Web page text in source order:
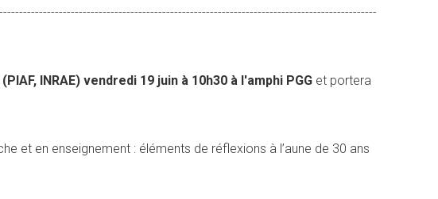
INRAE) vendredi 19 juin à 10h30 à l'amphi PGG et portera
et en enseignement : éléments de réflexions à l’aune de 30 ans